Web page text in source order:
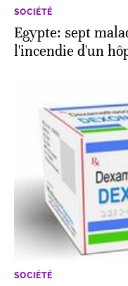
SOCIÉTÉ
Egypte: sept
l'incendie d'un
SOCIÉTÉ